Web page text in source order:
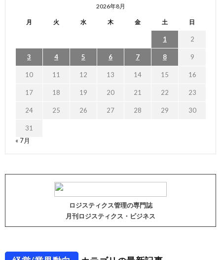
2026年8月
月 火 水 木 金 土 日
1 2
3 4 5 6 7 8 9
10 11 12 13 14 15 16
17 18 19 20 21 22 23
24 25 26 27 28 29 30
31
« 7月
ロジスティクス管理の専門誌
月刊ロジスティクス・ビジネス